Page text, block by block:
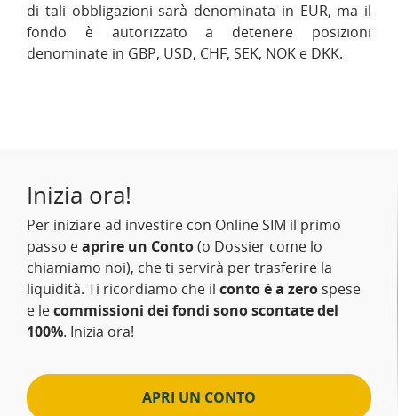
di tali obbligazioni sarà denominata in EUR, ma il
fondo è autorizzato a detenere posizioni
denominate in GBP, USD, CHF, SEK, NOK e DKK.
Inizia ora!
Per iniziare ad investire con Online SIM il primo
passo eaprire un Conto(o Dossier come lo
chiamiamo noi), che ti servirà per trasferire la
liquidità. Ti ricordiamo che il conto è a zero spese
e lecommissioni dei fondi sono scontate del
100%. Inizia ora!
APRI UN CONTO